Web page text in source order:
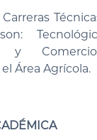
Carreras
y
Área Agrícola.